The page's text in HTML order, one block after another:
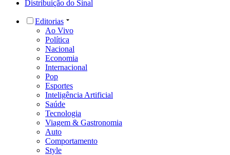
Distribuição do Sinal
Editorias
Ao Vivo
Política
Nacional
Economia
Internacional
Pop
Esportes
Inteligência Artificial
Saúde
Tecnologia
Viagem & Gastronomia
Auto
Comportamento
Style